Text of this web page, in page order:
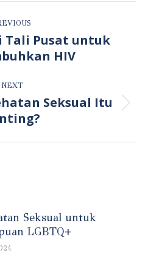
Previous
post:
Tali Pusat untuk
HIV
NEXT
Next
post:
Seksual Itu
Seksual untuk
LGBTQ+